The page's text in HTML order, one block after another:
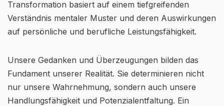
Transformation basiert auf einem tiefgreifenden
Verständnis mentaler Muster und deren Auswirkungen
auf persönliche und berufliche Leistungsfähigkeit.
Unsere Gedanken und Überzeugungen bilden das
Fundament unserer Realität. Sie determinieren nicht
nur unsere Wahrnehmung, sondern auch unsere
Handlungsfähigkeit und Potenzialentfaltung. Ein